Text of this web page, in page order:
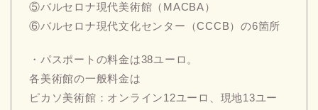
⑤バルセロナ現代美術館（MACBA）
⑥バルセロナ現代文化センター（CCCB）の6箇所
・パスポートの料金は38ユーロ。
各美術館の一般料金は
ピカソ美術館：オンライン12ユーロ、現地13ユー